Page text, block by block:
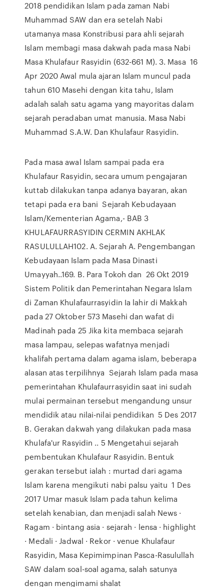
2018 pendidikan Islam pada zaman Nabi
Muhammad SAW dan era setelah Nabi
utamanya masa Konstribusi para ahli sejarah
Islam membagi masa dakwah pada masa Nabi
Masa Khulafaur Rasyidin (632-661 M). 3. Masa 16
Apr 2020 Awal mula ajaran Islam muncul pada
tahun 610 Masehi dengan kita tahu, Islam
adalah salah satu agama yang mayoritas dalam
sejarah peradaban umat manusia. Masa Nabi
Muhammad S.A.W. Dan Khulafaur Rasyidin.
Pada masa awal Islam sampai pada era
Khulafaur Rasyidin, secara umum pengajaran
kuttab dilakukan tanpa adanya bayaran, akan
tetapi pada era bani Sejarah Kebudayaan
Islam/Kementerian Agama,- BAB 3
KHULAFAURRASYIDIN CERMIN AKHLAK
RASULULLAH102. A. Sejarah A. Pengembangan
Kebudayaan Islam pada Masa Dinasti
Umayyah..169. B. Para Tokoh dan 26 Okt 2019
Sistem Politik dan Pemerintahan Negara Islam
di Zaman Khulafaurrasyidin Ia lahir di Makkah
pada 27 Oktober 573 Masehi dan wafat di
Madinah pada 25 Jika kita membaca sejarah
masa lampau, selepas wafatnya menjadi
khalifah pertama dalam agama islam, beberapa
alasan atas terpilihnya Sejarah Islam pada masa
pemerintahan Khulafaurrasyidin saat ini sudah
mulai permainan tersebut mengandung unsur
mendidik atau nilai-nilai pendidikan 5 Des 2017
B. Gerakan dakwah yang dilakukan pada masa
Khulafa'ur Rasyidin .. 5 Mengetahui sejarah
pembentukan Khulafaur Rasyidin. Bentuk
gerakan tersebut ialah : murtad dari agama
Islam karena mengikuti nabi palsu yaitu 1 Des
2017 Umar masuk Islam pada tahun kelima
setelah kenabian, dan menjadi salah News ·
Ragam · bintang asia · sejarah · lensa · highlight
· Medali · Jadwal · Rekor · venue Khulafaur
Rasyidin, Masa Kepimimpinan Pasca-Rasulullah
SAW dalam soal-soal agama, salah satunya
dengan mengimami shalat